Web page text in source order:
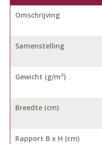
Omschrijving
Samenstelling
Gewicht (g/m²)
Breedte (cm)
Rapport B x H (cm)